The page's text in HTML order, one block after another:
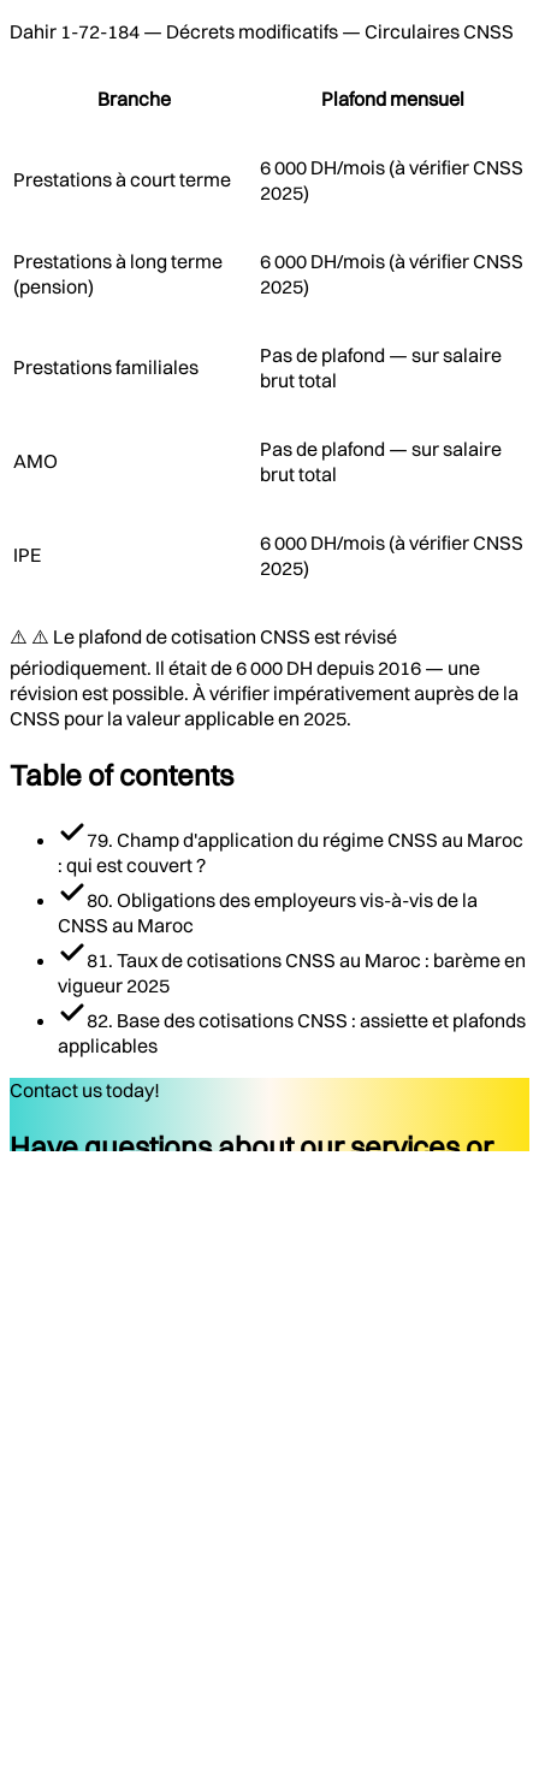
Dahir 1-72-184 — Décrets modificatifs — Circulaires CNSS
Branche Plafond mensuel
Prestations à court terme
6 000 DH/mois (à vérifier CNSS
2025)
Prestations à long terme
(pension)
6 000 DH/mois (à vérifier CNSS
2025)
Prestations familiales
Pas de plafond — sur salaire
brut total
AMO
Pas de plafond — sur salaire
brut total
IPE
6 000 DH/mois (à vérifier CNSS
2025)
⚠️ ⚠️ Le plafond de cotisation CNSS est révisé
périodiquement. Il était de 6 000 DH depuis 2016 — une
révision est possible. À vérifier impérativement auprès de la
CNSS pour la valeur applicable en 2025.
Table of contents
79. Champ d'application du régime CNSS au Maroc
: qui est couvert ?
80. Obligations des employeurs vis-à-vis de la
CNSS au Maroc
81. Taux de cotisations CNSS au Maroc : barème en
vigueur 2025
82. Base des cotisations CNSS : assiette et plafonds
applicables
Contact us today!
Have questions about our services or